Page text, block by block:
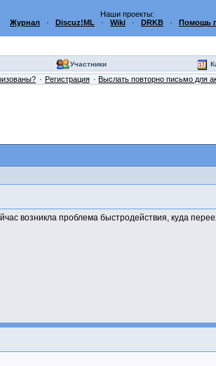
Наши проекты:
Журнал · Discuz!ML · Wiki · DRKB · Помощь
Участники
Регистрация Выслать повторно письмо для
возникла проблема быстродействия, куда